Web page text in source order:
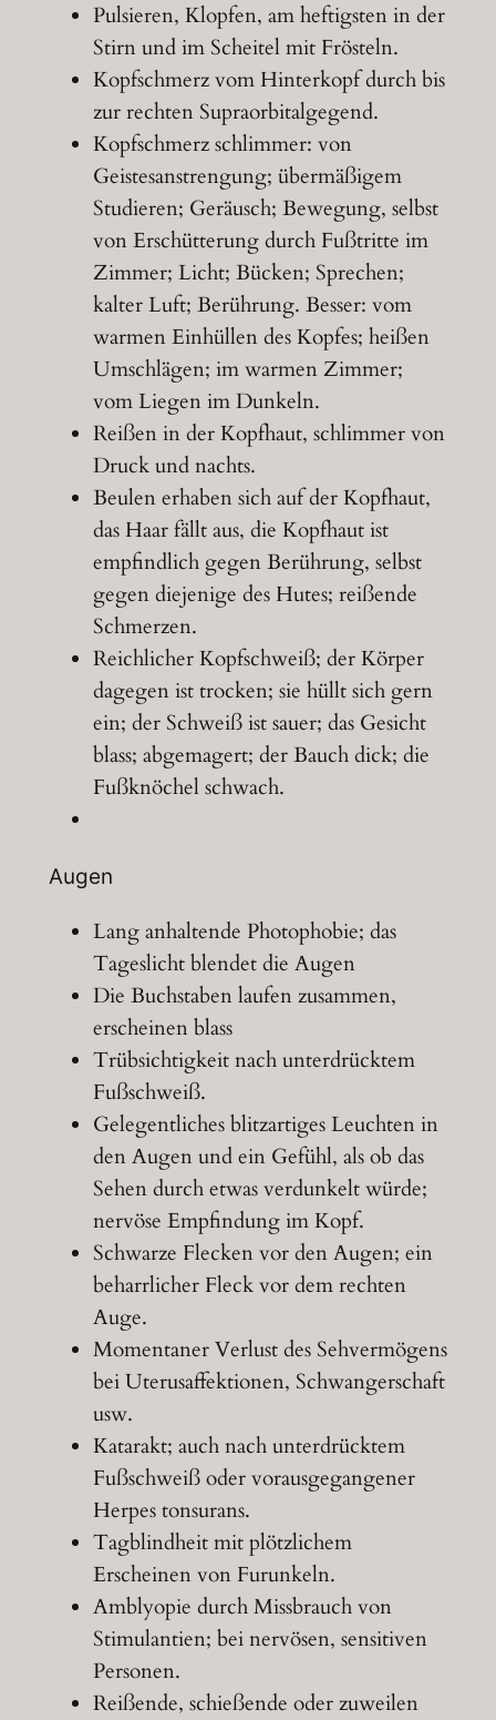
Pulsieren, Klopfen, am heftigsten in der
Stirn und im Scheitel mit Frösteln.
Kopfschmerz vom Hinterkopf durch bis
zur rechten Supraorbitalgegend.
Kopfschmerz schlimmer: von
Geistesanstrengung; übermäßigem
Studieren; Geräusch; Bewegung, selbst
von Erschütterung durch Fußtritte im
Zimmer; Licht; Bücken; Sprechen;
kalter Luft; Berührung. Besser: vom
warmen Einhüllen des Kopfes; heißen
Umschlägen; im warmen Zimmer;
vom Liegen im Dunkeln.
Reißen in der Kopfhaut, schlimmer von
Druck und nachts.
Beulen erhaben sich auf der Kopfhaut,
das Haar fällt aus, die Kopfhaut ist
empfindlich gegen Berührung, selbst
gegen diejenige des Hutes; reißende
Schmerzen.
Reichlicher Kopfschweiß; der Körper
dagegen ist trocken; sie hüllt sich gern
ein; der Schweiß ist sauer; das Gesicht
blass; abgemagert; der Bauch dick; die
Fußknöchel schwach.
Augen
Lang anhaltende Photophobie; das
Tageslicht blendet die Augen
Die Buchstaben laufen zusammen,
erscheinen blass
Trübsichtigkeit nach unterdrücktem
Fußschweiß.
Gelegentliches blitzartiges Leuchten in
den Augen und ein Gefühl, als ob das
Sehen durch etwas verdunkelt würde;
nervöse Empfindung im Kopf.
Schwarze Flecken vor den Augen; ein
beharrlicher Fleck vor dem rechten
Auge.
Momentaner Verlust des Sehvermögens
bei Uterusaffektionen, Schwangerschaft
usw.
Katarakt; auch nach unterdrücktem
Fußschweiß oder vorausgegangener
Herpes tonsurans.
Tagblindheit mit plötzlichem
Erscheinen von Furunkeln.
Amblyopie durch Missbrauch von
Stimulantien; bei nervösen, sensitiven
Personen.
Reißende, schießende oder zuweilen